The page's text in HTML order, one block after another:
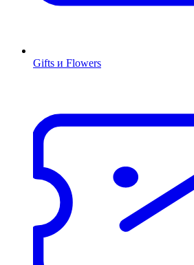
Gifts и Flowers